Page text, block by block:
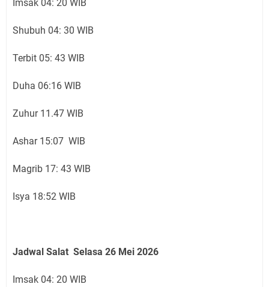
Imsak 04: 20 WIB
Shubuh 04: 30 WIB
Terbit 05: 43 WIB
Duha 06:16 WIB
Zuhur 11.47 WIB
Ashar 15:07 WIB
Magrib 17: 43 WIB
Isya 18:52 WIB
Jadwal Salat Selasa 26 Mei 2026
Imsak 04: 20 WIB